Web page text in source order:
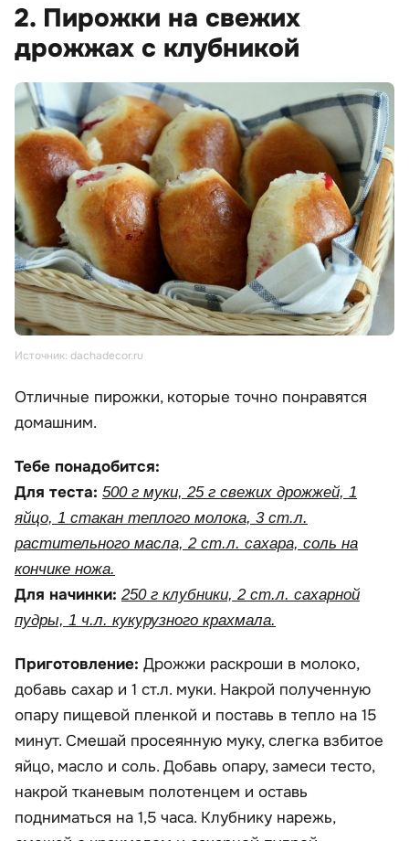
2. Пирожки на свежих
дрожжах с клубникой
Источник: dachadecor.ru
Отличные пирожки, которые точно понравятся
домашним.
Тебе понадобится:
Для теста: 500 г муки, 25 г свежих дрожжей, 1
яйцо, 1 стакан теплого молока, 3 ст.л.
растительного масла, 2 ст.л. сахара, соль на
кончике ножа.
Для начинки: 250 г клубники, 2 ст.л. сахарной
пудры, 1 ч.л. кукурузного крахмала.
Приготовление: Дрожжи раскроши в молоко,
добавь сахар и 1 ст.л. муки. Накрой полученную
опару пищевой пленкой и поставь в тепло на 15
минут. Смешай просеянную муку, слегка взбитое
яйцо, масло и соль. Добавь опару, замеси тесто,
накрой тканевым полотенцем и оставь
подниматься на 1,5 часа. Клубнику нарежь,